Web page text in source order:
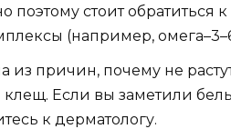
поэтому стоит обратиться
(например,
из причин, почему не
Если вы заметили
к дерматологу.